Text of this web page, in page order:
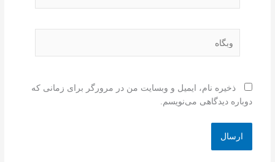
ذخیره نام، ایمیل و وبسایت من در مرورگر برای زمانی که
دوباره دیدگاهی می‌نویسم.